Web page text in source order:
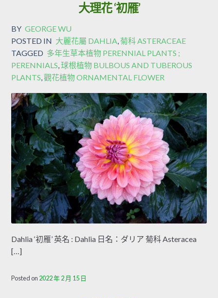
大理花 ‘初雁’
BY GEORGE WU
POSTED IN 大麗花屬 DAHLIA, 菊科 ASTERACEAE
TAGGED 多年生草本植物 PERENNIAL PLANTS ;
PERENNIALS,球根植物 BULBOUS AND TUBEROUS
PLANTS,觀花植物 ORNAMENTAL FLOWER
Dahlia ‘初雁’ 英名 : Dahlia 日名：ダリア 菊科 Asteracea
[…]
Posted on 2022 年 2 月 15 日